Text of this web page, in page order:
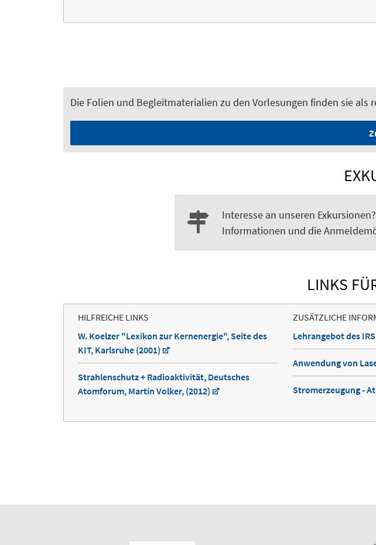
Die Folien und Begleitmaterialien zu den Vorlesungen finden sie als
Interesse an unseren
Informationen und die
LINKS
HILFREICHE LINKS
W. Koelzer "Lexikon zur Kernenergie", Seite des
KIT, Karlsruhe (2001)
Strahlenschutz + Radioaktivität, Deutsches
Atomforum, Martin Volker, (2012)
ZUSÄTZLICHE
Lehrangebot des IRS
Anwendung von
Stromerzeugung -